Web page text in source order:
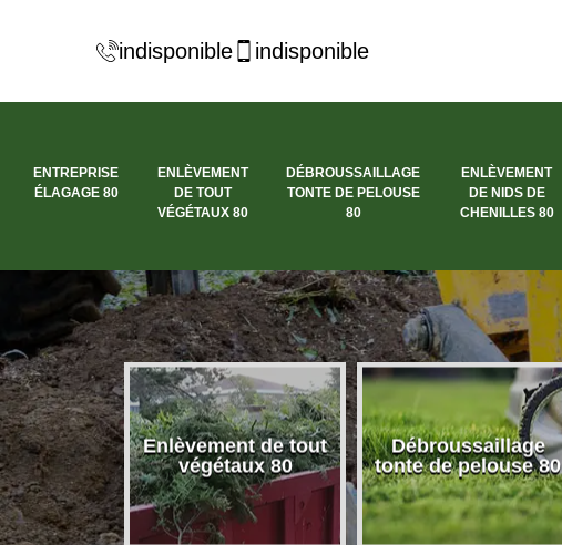
indisponible indisponible
ENTREPRISE
ÉLAGAGE 80
ENLÈVEMENT
DE TOUT
VÉGÉTAUX 80
DÉBROUSSAILLAGE
TONTE DE PELOUSE
80
ENLÈVEMENT
DE NIDS DE
CHENILLES 80
élagage
Enlèvement de tout
végétaux 80
Débroussaillage
tonte de pelouse 80